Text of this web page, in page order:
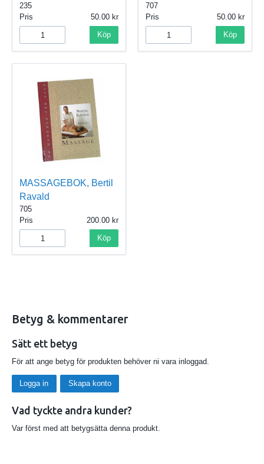
235
Pris
50.00
Köp
707
Pris
50.00
Köp
MASSAGEBOK, Bertil
Ravald
705
Pris
200.00
Köp
Betyg & kommentarer
Sätt ett betyg
För att ange betyg för produkten behöver ni vara inloggad.
Logga in Skapa konto
Vad tyckte andra kunder?
Var först med att betygsätta denna produkt.